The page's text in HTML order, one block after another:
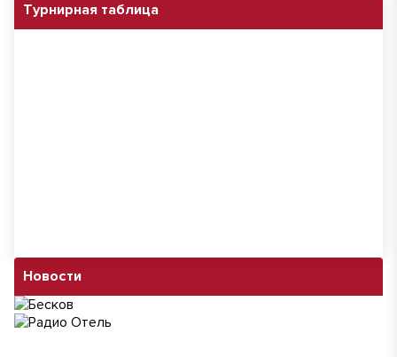
Турнирная таблица
Новости